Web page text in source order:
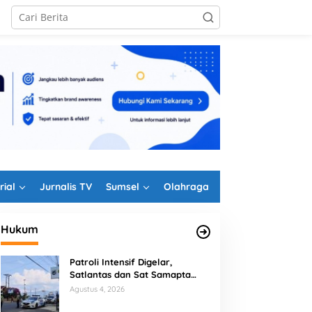
Jurnalis TV Sumsel Olahraga
Hukum
Patroli Intensif Digelar,
Satlantas dan Sat Samapta
Polres Rejang Lebong
Agustus 4, 2026